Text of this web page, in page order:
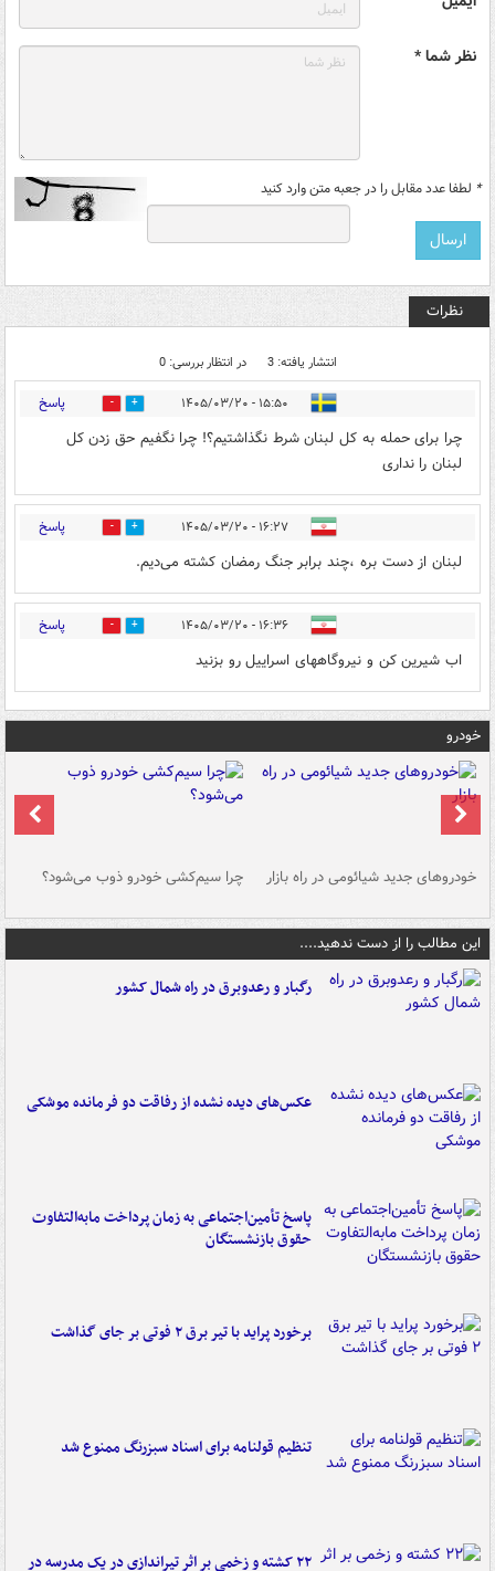
نظر شما *
* لطفا عدد مقابل را در جعبه متن وارد کنید
نظرات
انتشار یافته: 3 در انتظار بررسی: 0
۱۵:۵۰ - ۱۴۰۵/۰۳/۲۰ 1 پاسخ
چرا برای حمله به کل لبنان شرط نگذاشتیم؟! چرا نگفیم حق زدن کل
لبنان را نداری
۱۶:۲۷ - ۱۴۰۵/۰۳/۲۰ 0 پاسخ
لبنان از دست بره ،چند برابر جنگ رمضان کشته می‌دیم.
۱۶:۳۶ - ۱۴۰۵/۰۳/۲۰ 1 پاسخ
اب شیرین کن و نیروگاههای اسراییل رو بزنید
خودرو
خودروهای جدید شیائومی در راه بازار چرا سیم‌کشی خودرو ذوب می‌شود؟
این مطالب را از دست ندهید....
رگبار و رعدوبرق در راه شمال کشور
عکس‌های دیده نشده از رفاقت دو فرمانده‌ موشکی
پاسخ تأمین‌اجتماعی به زمان پرداخت مابه‌التفاوت
حقوق بازنشستگان
برخورد پراید با تیر برق ۲ فوتی بر جای گذاشت
تنظیم قولنامه برای اسناد سبزرنگ ممنوع شد
۲۲ کشته و زخمی بر اثر تیراندازی در یک مدرسه در